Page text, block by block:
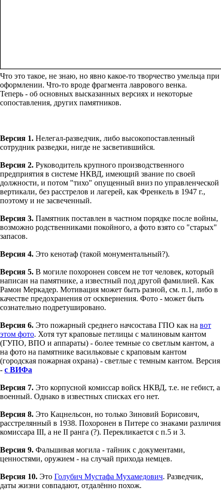
Что это такое, не знаю, но явно какое-то творчество умельца при
оформлении. Что-то вроде фрагмента лаврового венка.
Теперь - об основных высказанных версиях и некоторые
сопоставления, других памятников.
Версия 1. Нелегал-разведчик, либо высокопоставленный
сотрудник разведки, нигде не засветившийся.
Версия 2. Руководитель крупного производственного
предприятия в системе НКВД, имеющий звание по своей
должности, и потом "тихо" опущенный вниз по управленческой
вертикали, без расстрелов и лагерей, как Френкель в 1947 г.,
поэтому и не засвеченный.
Версия 3. Памятник поставлен в частном порядке после войны,
возможно родственниками покойного, а фото взято со "старых"
запасов.
Версия 4. Это кенотаф (такой монументальный?).
Версия 5. В могиле похоронен совсем не тот человек, который
написан на памятнике, а известный под другой фамилией. Как
Рамон Меркадер. Мотивация может быть разной, см. п.1, либо в
качестве предохранения от осквернения. Фото - может быть
сознательно подретушировано.
Версия 6. Это пожарный среднего начсостава ГПО как на вот
этом фото. Хотя тут краповые петлицы с малиновым кантом
(ГУПО, ВПО и аппараты) - более темные со светлым кантом, а
на фото на памятнике васильковые с краповым кантом
(городская пожарная охрана) - светлые с темным кантом. Версия
- с ВИФа
Версия 7. Это корпусной комиссар войск НКВД, т.е. не гебист, а
военный. Однако в известных списках его нет.
Версия 8. Это Кацнельсон, но только Зиновий Борисович,
расстрелянный в 1938. Похоронен в Питере со знаками различия
комиссара III, а не II ранга (?). Перекликается с п.5 и 3.
Версия 9. Фальшивая могила - тайник с документами,
ценностями, оружием - на случай прихода немцев.
Версия 10. Это Голубич Мустафа Мухамедович. Разведчик,
даты жизни совпадают, отдалённо похож.